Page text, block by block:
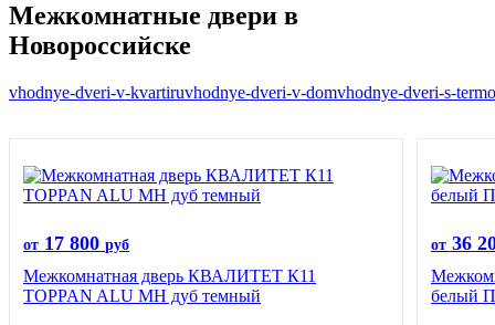
Межкомнатные двери в
Новороссийске
vhodnye-dveri-v-kvartiruvhodnye-dveri-v-domvhodnye-dveri-s-
от 17 800 руб
Межкомнатная дверь КВАЛИТЕТ К11
TOPPAN ALU MH дуб темный
от 36
белый